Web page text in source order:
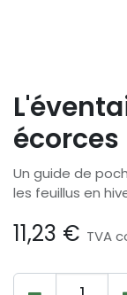
écorces
Un guide de
les feuillus en
11,23 € TVA